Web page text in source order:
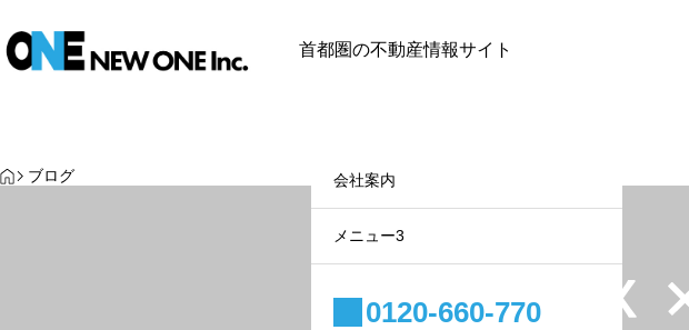
サブメニュー1
サブメニュー2
会社案内
メニュー3
0120-660-770
首都圏の不動産情報サイト
HOME
ブログ